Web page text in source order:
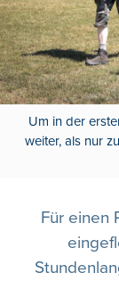
Um in der
weiter, als nur
Für einen